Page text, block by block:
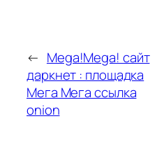
← Mega!Mega! сайт
даркнет : площадка
Мега Мега ссылка
onion